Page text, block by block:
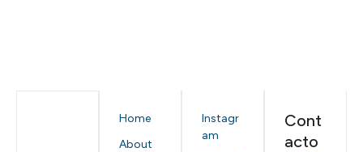
Home
About
Instagr
am
Cont
acto